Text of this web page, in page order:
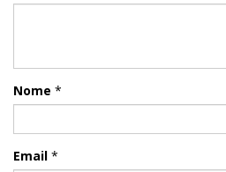
Nome *
Email *